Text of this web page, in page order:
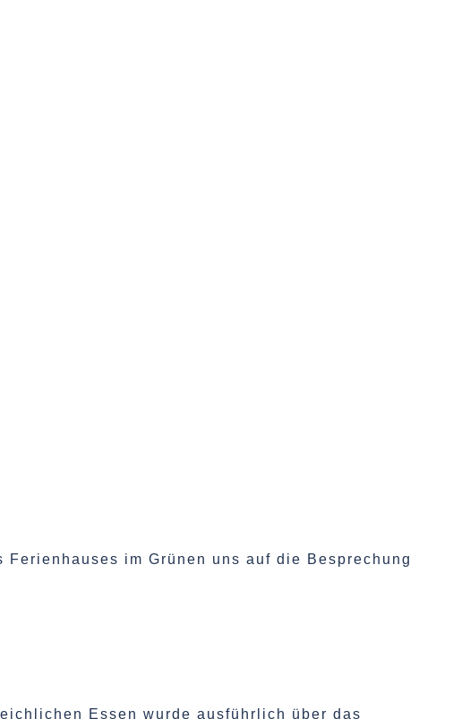
im Grünen uns auf die Besprechung
Essen wurde ausführlich über das